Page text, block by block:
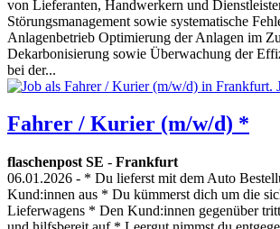
von Lieferanten, Handwerkern und
Störungsmanagement sowie systematische
Anlagenbetrieb Optimierung der Anlagen im
Dekarbonisierung sowie Überwachung der
bei der...
Fahrer / Kurier (m/w/d) *
flaschenpost SE - Frankfurt
06.01.2026 - * Du lieferst mit dem Auto
Kund:innen aus * Du kümmerst dich um die
Lieferwagens * Den Kund:innen gegenüber